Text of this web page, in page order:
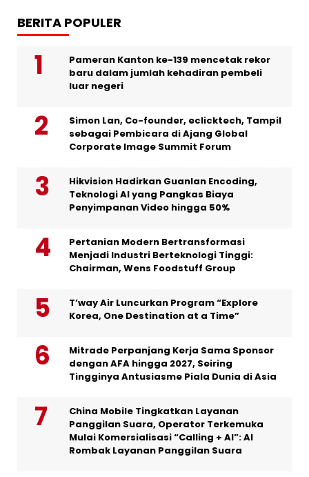
BERITA POPULER
Pameran Kanton ke-139 mencetak rekor
baru dalam jumlah kehadiran pembeli
luar negeri
Simon Lan, Co-founder, eclicktech, Tampil
sebagai Pembicara di Ajang Global
Corporate Image Summit Forum
Hikvision Hadirkan Guanlan Encoding,
Teknologi AI yang Pangkas Biaya
Penyimpanan Video hingga 50%
Pertanian Modern Bertransformasi
Menjadi Industri Berteknologi Tinggi:
Chairman, Wens Foodstuff Group
T’way Air Luncurkan Program “Explore
Korea, One Destination at a Time”
Mitrade Perpanjang Kerja Sama Sponsor
dengan AFA hingga 2027, Seiring
Tingginya Antusiasme Piala Dunia di Asia
China Mobile Tingkatkan Layanan
Panggilan Suara, Operator Terkemuka
Mulai Komersialisasi “Calling + AI”: AI
Rombak Layanan Panggilan Suara